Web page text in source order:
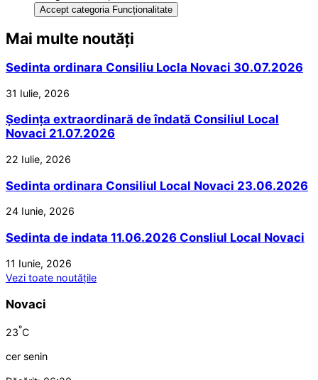
Accept categoria Funcționalitate
Mai multe noutăți
Sedinta ordinara Consiliu Locla Novaci 30.07.2026
31 Iulie, 2026
Ședința extraordinară de îndată Consiliul Local
Novaci 21.07.2026
22 Iulie, 2026
Sedinta ordinara Consiliul Local Novaci 23.06.2026
24 Iunie, 2026
Sedinta de indata 11.06.2026 Consliul Local Novaci
11 Iunie, 2026
Vezi toate noutățile
Novaci
23°C
cer senin